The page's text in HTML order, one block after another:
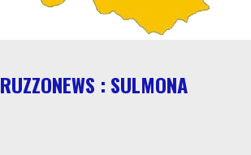
: SULMONA